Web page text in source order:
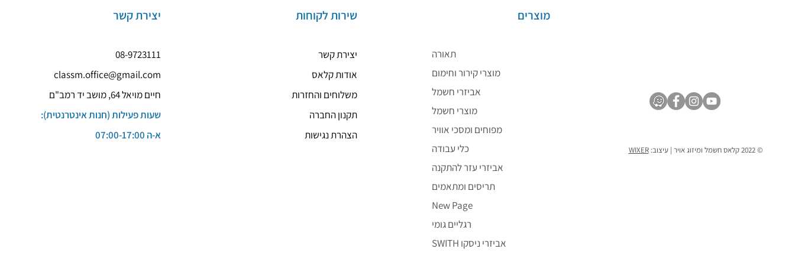
יצירת קשר
08-9723111
classm.office@gmail.com
חיים מויאל 64, מושב יד רמב"ם
שעות פעילות (חנות אינטרנטית):
א-ה 07:00-17:00
שירות לקוחות
יצירת קשר
אודות קלאס
משלוחים והחזרות
תקנון החברה
הצהרת נגישות
מוצרים
תאורה
מוצרי קירור וחימום
אביזרי חשמל
מוצרי חשמל
מפוחים ומסכי אוויר
כלי עבודה
אביזרי עזר להתקנה
תריסים ומתאמים
New Page
רגליים גומי
SWITH אביזרי ניסקו
© 2022 קלאס חשמל ומיזוג אויר | עיצוב: WIXER